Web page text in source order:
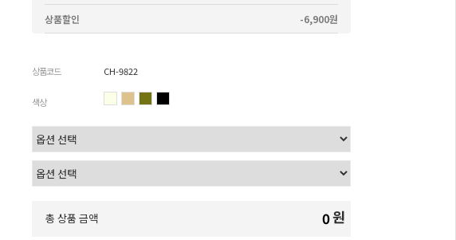
상품할인 -6,900원
상품코드 CH-9822
색상
총 상품 금액 0원